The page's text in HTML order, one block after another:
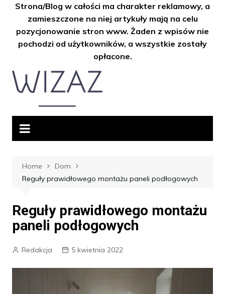
Strona/Blog w całości ma charakter reklamowy, a
zamieszczone na niej artykuły mają na celu
pozycjonowanie stron www. Żaden z wpisów nie
pochodzi od użytkowników, a wszystkie zostały
opłacone.
Skip
content
Home
Dom
Reguły prawidłowego montażu paneli podłogowych
Reguły prawidłowego montażu
paneli podłogowych
Redakcja 5 kwietnia 2022